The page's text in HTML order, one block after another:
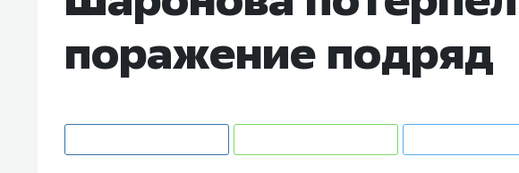
поражение подряд